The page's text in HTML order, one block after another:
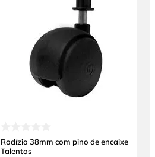
Rodízio 38mm com pino de encaixe
Talentos